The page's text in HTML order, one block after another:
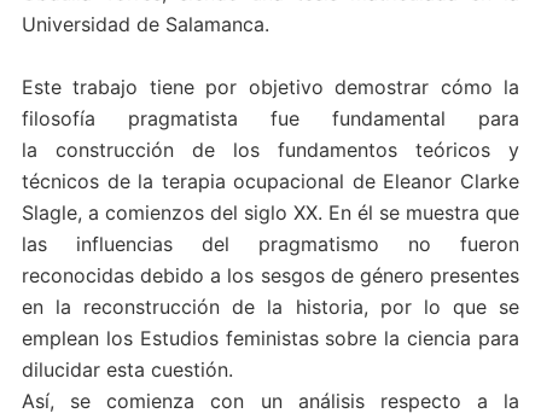
Universidad de Salamanca.
Este trabajo tiene por objetivo demostrar cómo la
filosofía pragmatista fue fundamental para
la construcción de los fundamentos teóricos y
técnicos de la terapia ocupacional de Eleanor Clarke
Slagle, a comienzos del siglo XX. En él se muestra que
las influencias del pragmatismo no fueron
reconocidas debido a los sesgos de género presentes
en la reconstrucción de la historia, por lo que se
emplean los Estudios feministas sobre la ciencia para
dilucidar esta cuestión.
Así, se comienza con un análisis respecto a la